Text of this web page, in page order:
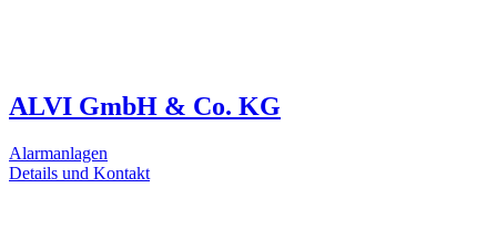
ALVI GmbH & Co. KG
Alarmanlagen
Details und Kontakt